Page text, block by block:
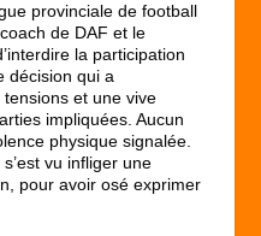
provinciale de football
de DAF et le
la participation
décision qui a
et une vive
impliquées. Aucun
physique signalée.
vu infliger une
pour avoir osé exprimer